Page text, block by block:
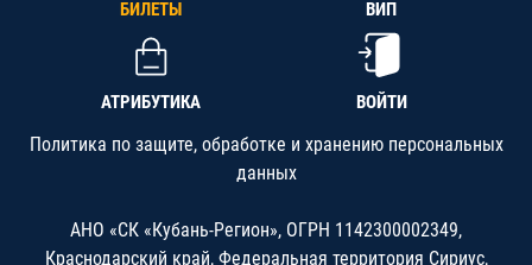
БИЛЕТЫ ВИП
АТРИБУТИКА ВОЙТИ
Политика по защите, обработке и хранению персональных
данных
АНО «СК «Кубань-Регион», ОГРН 1142300002349,
Краснодарский край, Федеральная территория Сириус,